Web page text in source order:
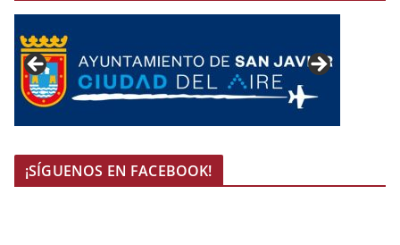
¡SÍGUENOS EN FACEBOOK!